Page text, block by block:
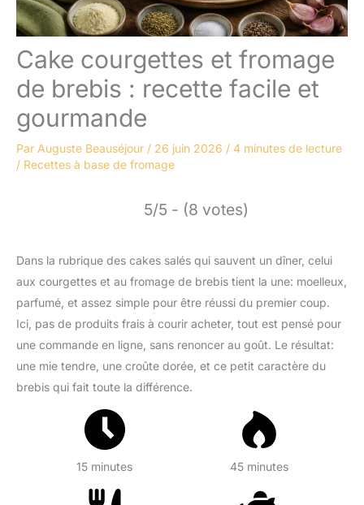
Cake courgettes et fromage
de brebis : recette facile et
gourmande
Par Auguste Beauséjour / 26 juin 2026 / 4 minutes de lecture
/ Recettes à base de fromage
5/5 - (8 votes)
Dans la rubrique des cakes salés qui sauvent un dîner, celui
aux courgettes et au fromage de brebis tient la une: moelleux,
parfumé, et assez simple pour être réussi du premier coup.
Ici, pas de produits frais à courir acheter, tout est pensé pour
une commande en ligne, sans renoncer au goût. Le résultat:
une mie tendre, une croûte dorée, et ce petit caractère du
brebis qui fait toute la différence.
15 minutes 45 minutes